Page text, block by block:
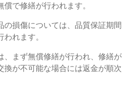
で修繕が行われます。
の損傷については、品質保証期間
れます。
、まず無償修繕が行われ、修繕が
換が不可能な場合には返金が順次